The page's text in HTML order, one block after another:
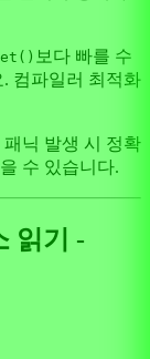
보다 빠를 수
컴파일러 최적화
닉 발생 시 정확
수 있습니다.
읽기 -